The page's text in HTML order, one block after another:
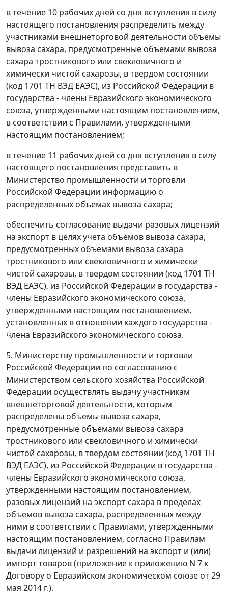
в течение 10 рабочих дней со дня вступления в силу
настоящего постановления распределить между
участниками внешнеторговой деятельности объемы
вывоза сахара, предусмотренные объемами вывоза
сахара тростникового или свекловичного и
химически чистой сахарозы, в твердом состоянии
(код 1701 ТН ВЭД ЕАЭС), из Российской Федерации в
государства - члены Евразийского экономического
союза, утвержденными настоящим постановлением,
в соответствии с Правилами, утвержденными
настоящим постановлением;
в течение 11 рабочих дней со дня вступления в силу
настоящего постановления представить в
Министерство промышленности и торговли
Российской Федерации информацию о
распределенных объемах вывоза сахара;
обеспечить согласование выдачи разовых лицензий
на экспорт в целях учета объемов вывоза сахара,
предусмотренных объемами вывоза сахара
тростникового или свекловичного и химически
чистой сахарозы, в твердом состоянии (код 1701 ТН
ВЭД ЕАЭС), из Российской Федерации в государства -
члены Евразийского экономического союза,
утвержденными настоящим постановлением,
установленных в отношении каждого государства -
члена Евразийского экономического союза.
5. Министерству промышленности и торговли
Российской Федерации по согласованию с
Министерством сельского хозяйства Российской
Федерации осуществлять выдачу участникам
внешнеторговой деятельности, которым
распределены объемы вывоза сахара,
предусмотренные объемами вывоза сахара
тростникового или свекловичного и химически
чистой сахарозы, в твердом состоянии (код 1701 ТН
ВЭД ЕАЭС), из Российской Федерации в государства -
члены Евразийского экономического союза,
утвержденными настоящим постановлением,
разовых лицензий на экспорт сахара в пределах
объемов вывоза сахара, распределенных между
ними в соответствии с Правилами, утвержденными
настоящим постановлением, согласно Правилам
выдачи лицензий и разрешений на экспорт и (или)
импорт товаров (приложение к приложению N 7 к
Договору о Евразийском экономическом союзе от 29
мая 2014 г.).